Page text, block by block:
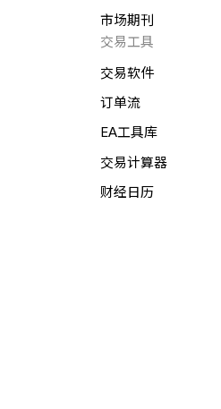
市场期刊
交易工具
交易软件
订单流
EA工具库
交易计算器
财经日历